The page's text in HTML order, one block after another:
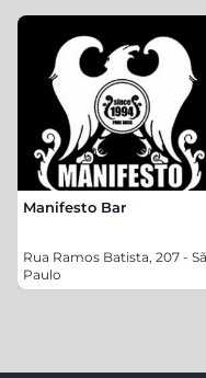
Manifesto Bar
Rua Ramos Batista, 207 -
Paulo